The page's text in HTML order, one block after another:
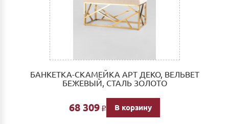
БАНКЕТКА-СКАМЕЙКА АРТ ДЕКО, ВЕЛЬВЕТ
БЕЖЕВЫЙ, СТАЛЬ ЗОЛОТО
68 309 Р В корзину